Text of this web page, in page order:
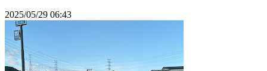
2025/05/29 06:43